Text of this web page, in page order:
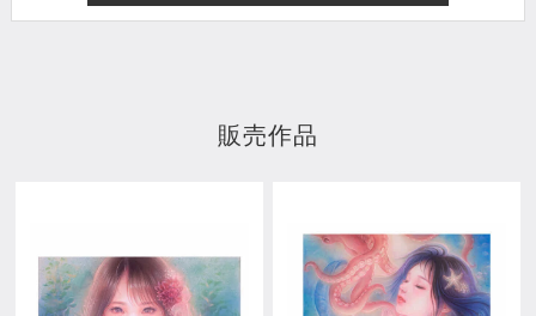
販売作品